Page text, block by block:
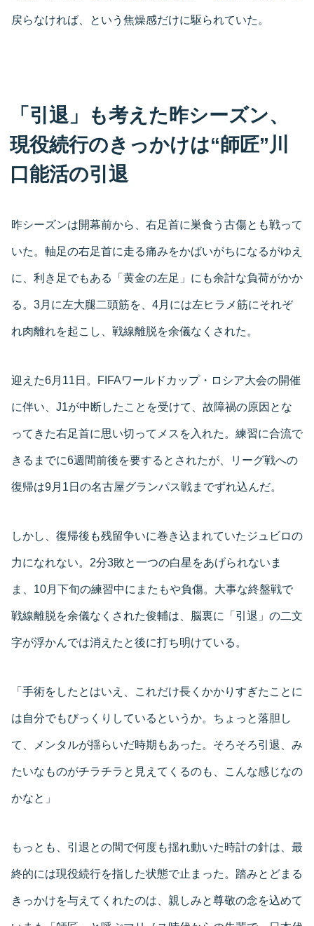
戻らなければ、という焦燥感だけに駆られていた。
「引退」も考えた昨シーズン、
現役続行のきっかけは“師匠”川
口能活の引退
昨シーズンは開幕前から、右足首に巣食う古傷とも戦って
いた。軸足の右足首に走る痛みをかばいがちになるがゆえ
に、利き足でもある「黄金の左足」にも余計な負荷がかか
る。3月に左大腿二頭筋を、4月には左ヒラメ筋にそれぞ
れ肉離れを起こし、戦線離脱を余儀なくされた。
迎えた6月11日。FIFAワールドカップ・ロシア大会の開催
に伴い、J1が中断したことを受けて、故障禍の原因とな
ってきた右足首に思い切ってメスを入れた。練習に合流で
きるまでに6週間前後を要するとされたが、リーグ戦への
復帰は9月1日の名古屋グランパス戦までずれ込んだ。
しかし、復帰後も残留争いに巻き込まれていたジュビロの
力になれない。2分3敗と一つの白星をあげられないま
ま、10月下旬の練習中にまたもや負傷。大事な終盤戦で
戦線離脱を余儀なくされた俊輔は、脳裏に「引退」の二文
字が浮かんでは消えたと後に打ち明けている。
「手術をしたとはいえ、これだけ長くかかりすぎたことに
は自分でもびっくりしているというか。ちょっと落胆し
て、メンタルが揺らいだ時期もあった。そろそろ引退、み
たいなものがチラチラと見えてくるのも、こんな感じなの
かなと」
もっとも、引退との間で何度も揺れ動いた時計の針は、最
終的には現役続行を指した状態で止まった。踏みとどまる
きっかけを与えてくれたのは、親しみと尊敬の念を込めて